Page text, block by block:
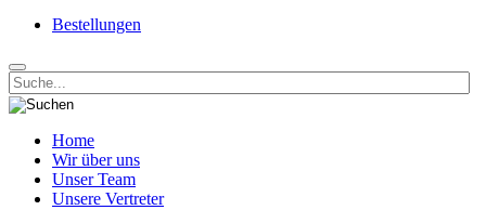
Bestellungen
Home
Wir über uns
Unser Team
Unsere Vertreter